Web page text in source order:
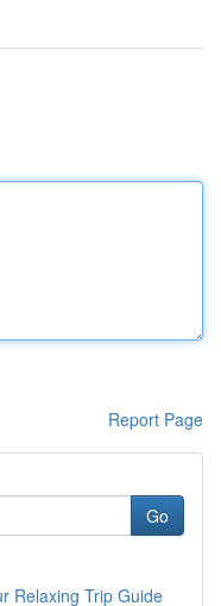
Report Page
Go
Relaxing Trip Guide